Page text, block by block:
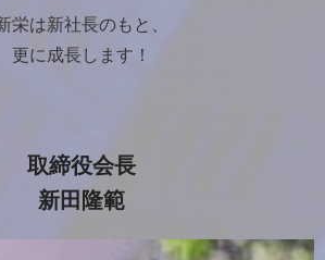
栄は新社長のもと、
更に成長します！
取締役会長
新田隆範